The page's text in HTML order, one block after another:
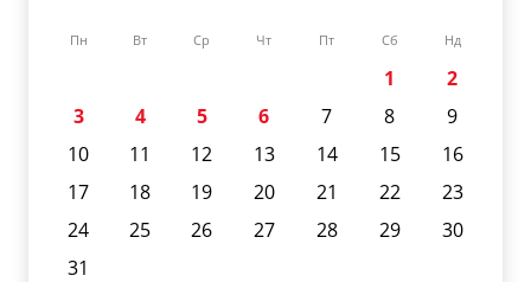
Пн Вт Ср Чт Пт Сб Нд
1
2
3
4 5 6 7 8
9
10
11 12 13 14 15
16
17
18 19 20 21 22
23
24
25 26 27 28 29
30
31